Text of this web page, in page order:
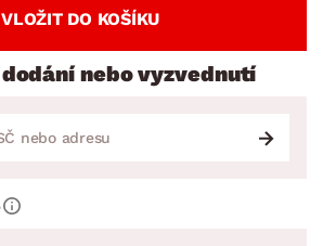
VLOŽIT DO KOŠÍKU
nebo vyzvednutí